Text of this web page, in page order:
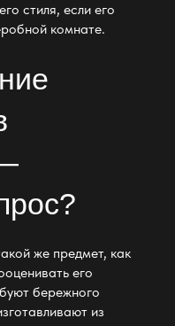
стиля, если его
комнате.
же предмет, как
его
бережного
из